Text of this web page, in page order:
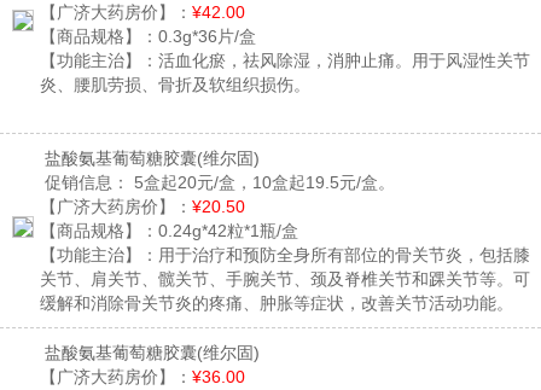
【广济大药房价】： ¥42.00
【商品规格】： 0.3g*36片/盒
【功能主治】： 活血化瘀，祛风除湿，消肿止痛。用于风湿性关节
炎、腰肌劳损、骨折及软组织损伤。
盐酸氨基葡萄糖胶囊(维尔固)
促销信息：
5盒起20元/盒，10盒起19.5元/盒。
【广济大药房价】： ¥20.50
【商品规格】： 0.24g*42粒*1瓶/盒
【功能主治】： 用于治疗和预防全身所有部位的骨关节炎，包括膝
关节、肩关节、髋关节、手腕关节、颈及脊椎关节和踝关节等。可
缓解和消除骨关节炎的疼痛、肿胀等症状，改善关节活动功能。
盐酸氨基葡萄糖胶囊(维尔固)
【广济大药房价】： ¥36.00